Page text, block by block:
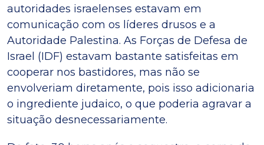
autoridades israelenses estavam em
comunicação com os líderes drusos e a
Autoridade Palestina. As Forças de Defesa de
Israel (IDF) estavam bastante satisfeitas em
cooperar nos bastidores, mas não se
envolveriam diretamente, pois isso adicionaria
o ingrediente judaico, o que poderia agravar a
situação desnecessariamente.